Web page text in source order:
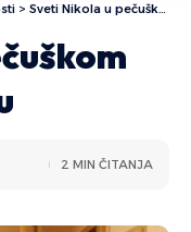
> Sveti Nikola u pečuškom Hrvatskom vrtiću
2 MIN ČITANJA